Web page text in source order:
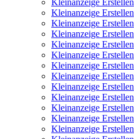
Kleinanzeige Erstellen
Kleinanzeige Erstellen
Kleinanzeige Erstellen
Kleinanzeige Erstellen
Kleinanzeige Erstellen
Kleinanzeige Erstellen
Kleinanzeige Erstellen
Kleinanzeige Erstellen
Kleinanzeige Erstellen
Kleinanzeige Erstellen
Kleinanzeige Erstellen
Kleinanzeige Erstellen